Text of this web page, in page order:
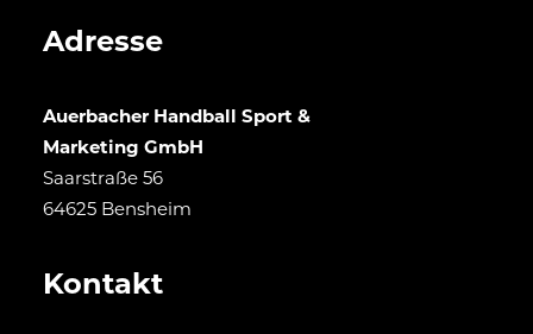
Adresse
Auerbacher Handball Sport &
Marketing GmbH
Saarstraße 56
64625 Bensheim
Kontakt